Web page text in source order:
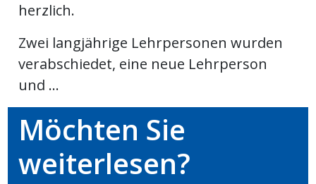
herzlich.
Zwei langjährige Lehrpersonen wurden
verabschiedet, eine neue Lehrperson
und ...
Möchten Sie
weiterlesen?